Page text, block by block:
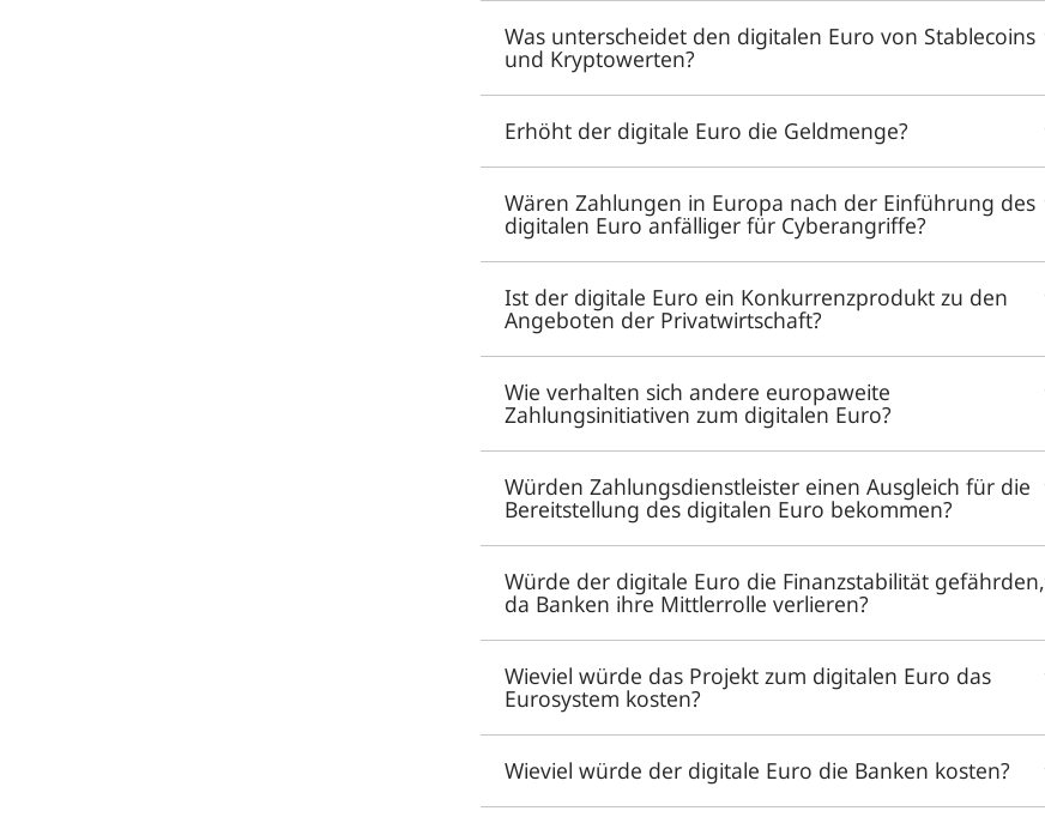
Was unterscheidet den digitalen Euro von Stablecoins
und Kryptowerten?
Erhöht der digitale Euro die Geldmenge?
Wären Zahlungen in Europa nach der Einführung des
digitalen Euro anfälliger für Cyberangriffe?
Ist der digitale Euro ein Konkurrenzprodukt zu den
Angeboten der Privatwirtschaft?
Wie verhalten sich andere europaweite
Zahlungsinitiativen zum digitalen Euro?
Würden Zahlungsdienstleister einen Ausgleich für die
Bereitstellung des digitalen Euro bekommen?
Würde der digitale Euro die Finanzstabilität gefährden,
da Banken ihre Mittlerrolle verlieren?
Wieviel würde das Projekt zum digitalen Euro das
Eurosystem kosten?
Wieviel würde der digitale Euro die Banken kosten?